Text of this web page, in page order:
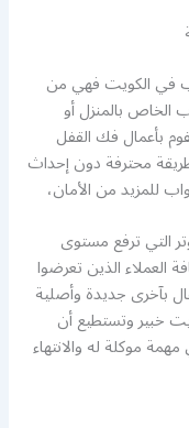
في الكويت فهي من
الخاص بالمنزل أو
بأعمال فك القفل
محترفة دون إحداث
للمزيد من الأمان،
التي ترفع مستوى
العملاء الذين تعرضوا
بآخرى جديدة وأصلية
خبير وتستطيع أن
موكلة له والانتهاء